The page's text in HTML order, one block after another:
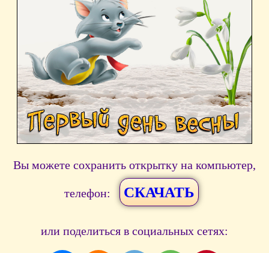
Вы можете сохранить открытку на компьютер,
телефон: СКАЧАТЬ
или поделиться в социальных сетях: